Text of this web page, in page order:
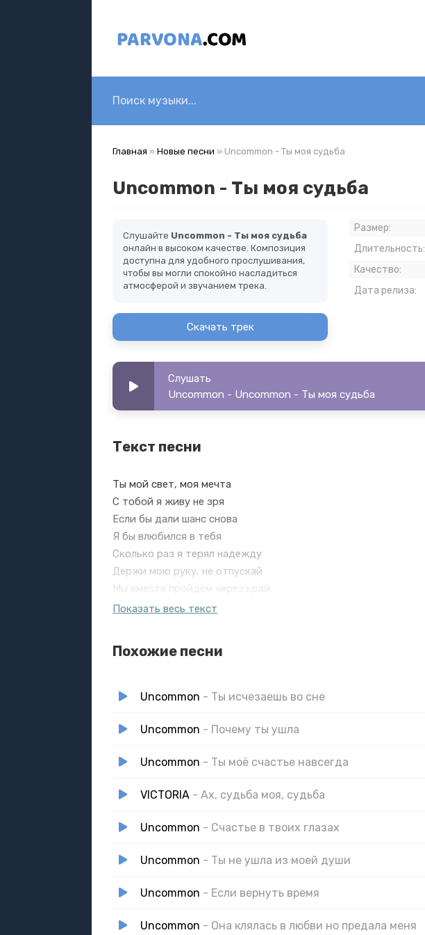
Главная » Новые песни » Uncommon - Ты моя судьба
Uncommon - Ты моя судьба
Слушайте Uncommon - Ты моя судьба
онлайн в высоком качестве. Композиция
доступна для удобного прослушивания,
чтобы вы могли спокойно насладиться
атмосферой и звучанием трека.
Скачать трек
Размер:
Длительность:
Качество:
Дата релиза:
Слушать
Uncommon - Uncommon - Ты моя судьба
Текст песни
Ты мой свет, моя мечта
С тобой я живу не зря
Если бы дали шанс снова
Я бы влюбился в тебя
Сколько раз я терял надежду
Держи мою руку, не отпускай
Мы вместе пройдем через край
Ты моя судьба
Показать весь текст
Похожие песни
Uncommon - Ты исчезаешь во сне
Uncommon - Почему ты ушла
Uncommon - Ты моё счастье навсегда
VICTORIA - Ах, судьба моя, судьба
Uncommon - Счастье в твоих глазах
Uncommon - Ты не ушла из моей души
Uncommon - Если вернуть время
Uncommon - Она клялась в любви но предала меня